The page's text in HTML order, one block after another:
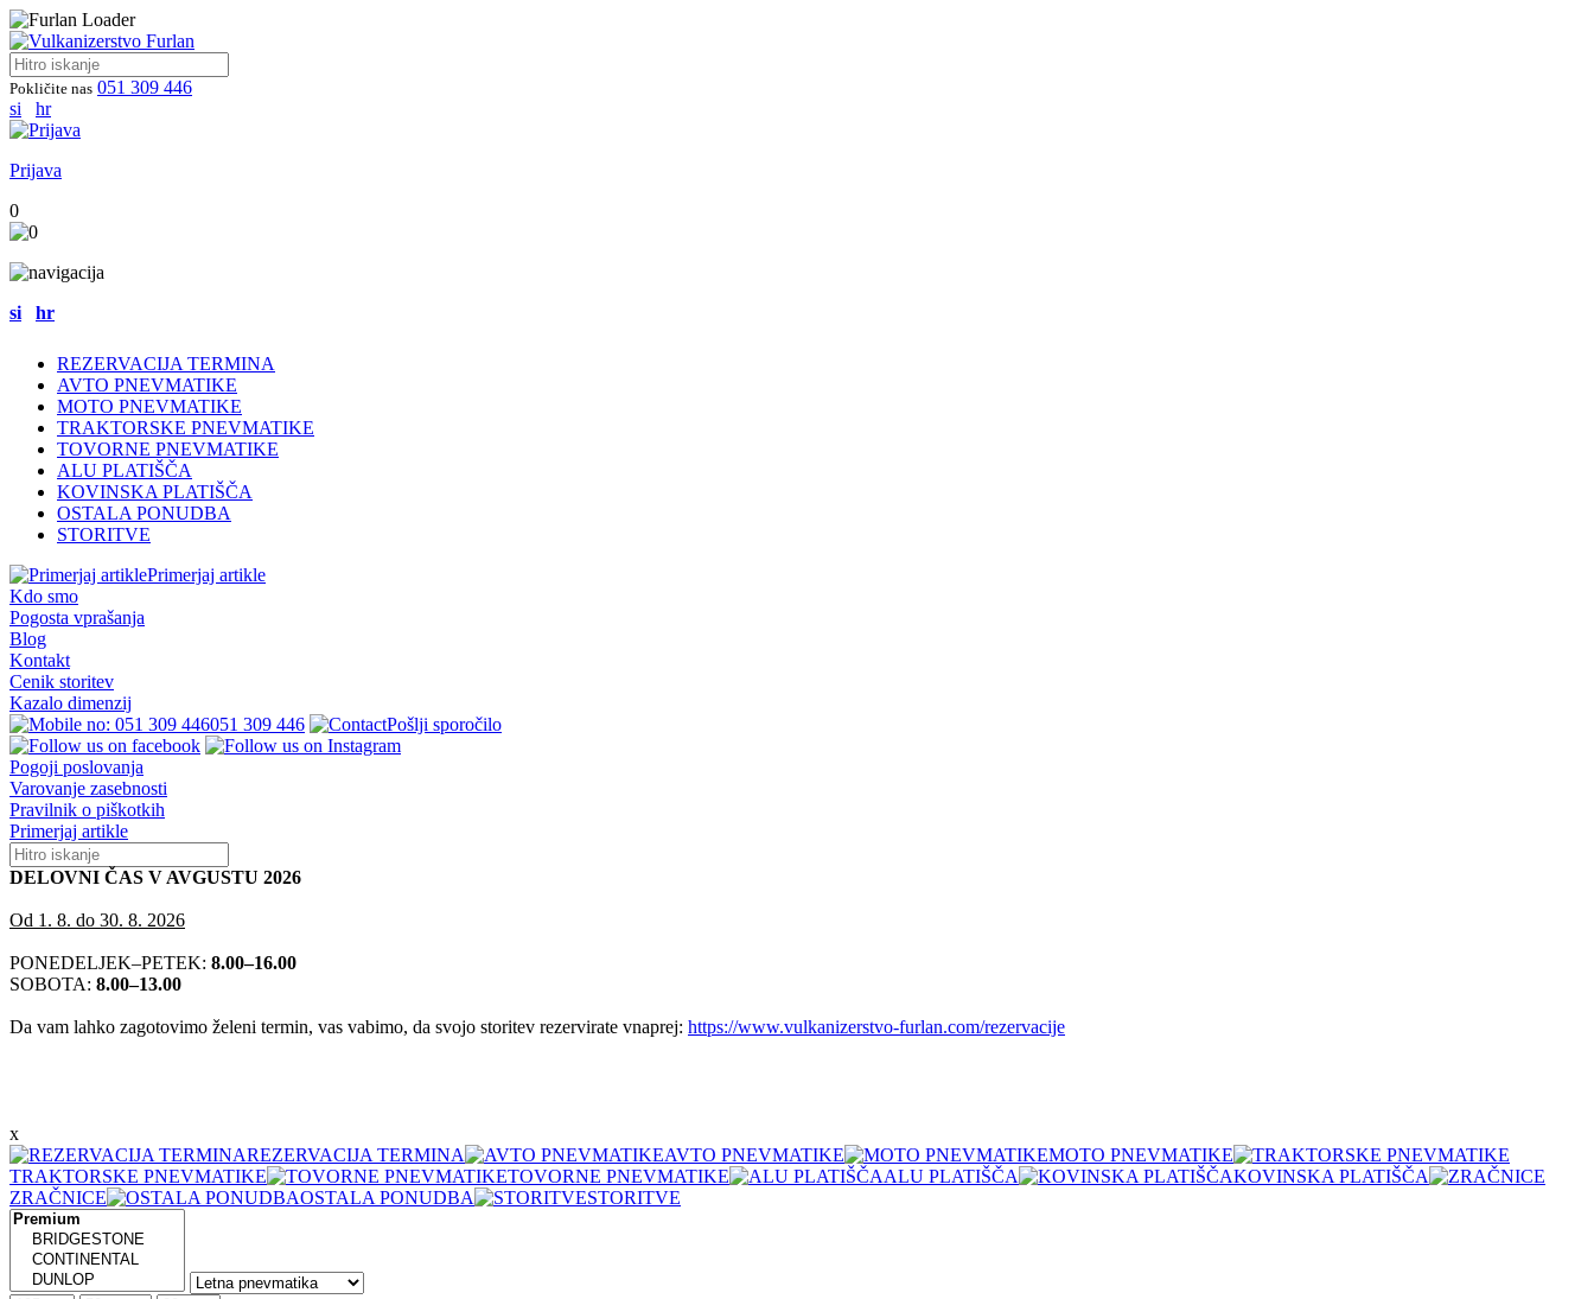
Pokličite nas 051 309 446
si
hr
Prijava
0
si hr
REZERVACIJA TERMINA
AVTO PNEVMATIKE
MOTO PNEVMATIKE
TRAKTORSKE PNEVMATIKE
TOVORNE PNEVMATIKE
ALU PLATIŠČA
KOVINSKA PLATIŠČA
OSTALA PONUDBA
STORITVE
Primerjaj artikle
Kdo smo
Pogosta vprašanja
Blog
Kontakt
Cenik storitev
Kazalo dimenzij
051 309 446
Pošlji sporočilo
Pogoji poslovanja
Varovanje zasebnosti
Pravilnik o piškotkih
Primerjaj artikle
DELOVNI ČAS V AVGUSTU 2026
Od 1. 8. do 30. 8. 2026
PONEDELJEK–PETEK: 8.00–16.00
SOBOTA: 8.00–13.00
Da vam lahko zagotovimo želeni termin, vas vabimo, da svojo storitev rezervirate vnaprej: https://www.vulkanizerstvo-furlan.com/rezervacije
x
REZERVACIJA TERMINA
AVTO PNEVMATIKE
MOTO PNEVMATIKE
TRAKTORSKE PNEVMATIKE
TOVORNE PNEVMATIKE ALU PLATIŠČA
KOVINSKA PLATIŠČA
ZRAČNICE
OSTALA PONUDBA STORITVE